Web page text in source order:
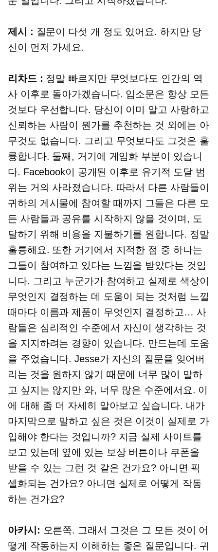
제시 : 질문이 다섯 개 정도 있어요. 하지만 당
신이 먼저 가세요.
리차드 : 정말 빠르지만 무엇보다도 인간의 역
사 이후로 돌아가겠습니다. 입소문은 항상 모든
것보다 우선합니다. 당신이 이미 알고 사랑하고
신뢰하는 사람이 뭔가를 추천하는 것 외에는 아
무것도 없습니다. 그리고 무엇보다도 그것은 훌
륭합니다. 둘째, 거기에 게임화 부분이 있습니
다. Facebook이 공개된 이후로 유기적 도달 범
위는 거의 사라졌습니다. 따라서 다른 사람들이
귀하의 게시물에 참여할 때까지 그들은 다른 모
든 사람들과 공유를 시작하지 않을 것이며, 도
달하기 위해 비용을 지불하기를 원합니다. 정말
훌륭해요. 또한 거기에서 지적한 점 중 하나는
그들이 참여하고 있다는 느낌을 받았다는 것입
니다. 그리고 누군가가 참여하고 실제로 색상이
무엇인지 결정하는 데 도움이 되는 것처럼 느낄
때마다 이름과 제품이 무엇인지 결정하고… 사
람들은 심리적인 수준에서 자신이 생각하는 것
을 지지하려는 경향이 있습니다. 만드는데 도움
을 주었습니다. Jesse가 자신의 질문을 잊어버
리는 것을 원하지 않기 때문에 너무 많이 말하
고 싶지는 않지만 와, 너무 많은 수준에서요. 이
에 대해 좀 더 자세히 알아보고 싶습니다. 내가
마지막으로 말하고 싶은 것은 이것이 실제로 가
입해야 한다는 것입니까? 지금 실제 사이트를
보고 있는데 옆에 있는 보상 버튼이나 쿠폰을
받을 수 있는 그런 것 같은 건가요? 아니면 픽
셀화되는 건가요? 아니면 실제로 어떻게 작동
하는 건가요?
아카시: 오른쪽. 그래서 그것은 그 모든 것이 어
떻게 작동하는지 이해하는 좋은 질문입니다. 귀